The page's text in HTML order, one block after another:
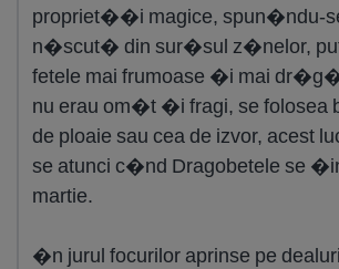
propriet��i magice, spun�ndu-
n�scut� din sur�sul z�nelor,
fetele mai frumoase �i mai
nu erau om�t �i fragi, se folosea
de ploaie sau cea de izvor, acest
se atunci c�nd Dragobetele se
martie.
�n jurul focurilor aprinse pe